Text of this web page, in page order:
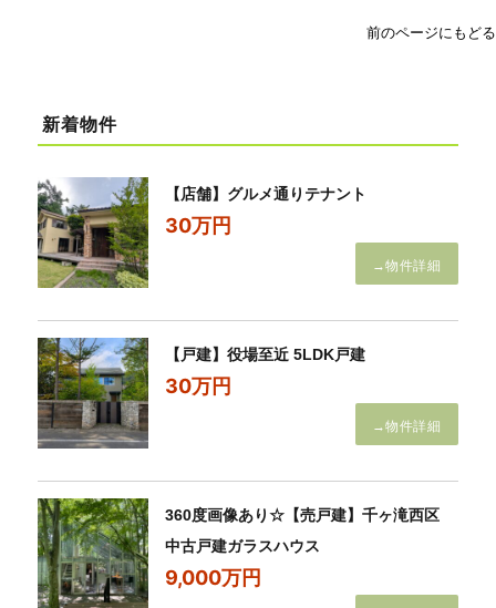
前のページにもどる
新着物件
【店舗】グルメ通りテナント
30万円
→物件詳細
【戸建】役場至近 5LDK戸建
30万円
→物件詳細
360度画像あり☆【売戸建】千ヶ滝西区
中古戸建ガラスハウス
9,000万円